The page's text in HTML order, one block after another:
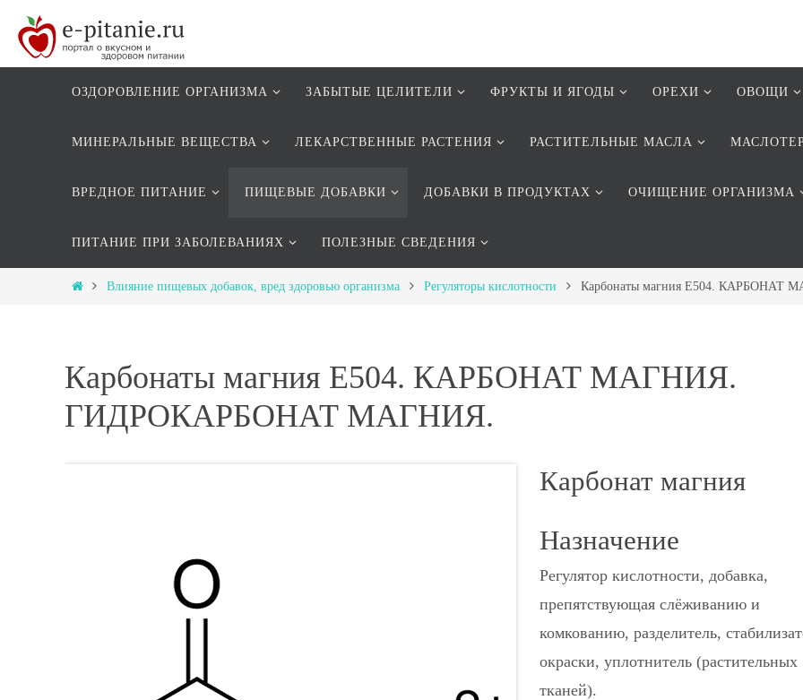
ОЗДОРОВЛЕНИЕ ОРГАНИЗМА ЗАБЫТЫЕ ЦЕЛИТЕЛИ ФРУКТЫ И ЯГОДЫ ОРЕХИ ОВОЩИ
МИНЕРАЛЬНЫЕ ВЕЩЕСТВА ЛЕКАРСТВЕННЫЕ РАСТЕНИЯ РАСТИТЕЛЬНЫЕ МАСЛА
ВРЕДНОЕ ПИТАНИЕ ПИЩЕВЫЕ ДОБАВКИ ДОБАВКИ В ПРОДУКТАХ ОЧИЩЕНИЕ ОРГАНИЗМА
ПИТАНИЕ ПРИ ЗАБОЛЕВАНИЯХ ПОЛЕЗНЫЕ СВЕДЕНИЯ
Влияние пищевых добавок, вред здоровью организма Регуляторы кислотности Карбонаты магния Е504.
Карбонаты магния Е504. КАРБОНАТ МАГНИЯ.
ГИДРОКАРБОНАТ МАГНИЯ.
Карбонат магния
Назначение
Регулятор кислотности, добавка,
препятствующая слёживанию и
комкованию, разделитель,
окраски, уплотнитель (растительных
тканей).